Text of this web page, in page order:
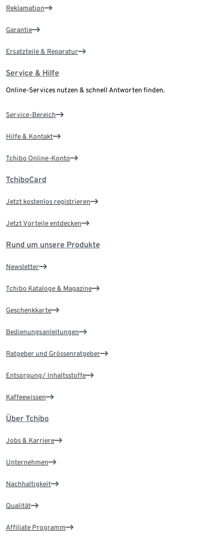
Reklamation
Garantie
Ersatzteile & Reparatur
Service & Hilfe
Online-Services nutzen & schnell Antworten finden.
Service-Bereich
Hilfe & Kontakt
Tchibo Online-Konto
TchiboCard
Jetzt kostenlos registrieren
Jetzt Vorteile entdecken
Rund um unsere Produkte
Newsletter
Tchibo Kataloge & Magazine
Geschenkkarte
Bedienungsanleitungen
Ratgeber und Grössenratgeber
Entsorgung/ Inhaltsstoffe
Kaffeewissen
Über Tchibo
Jobs & Karriere
Unternehmen
Nachhaltigkeit
Qualität
Affiliate Programm